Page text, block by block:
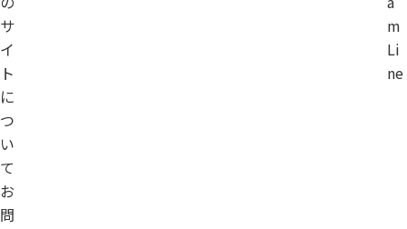
サ
イ
ト
に
つ
い
て
お
問
m
Li
ne